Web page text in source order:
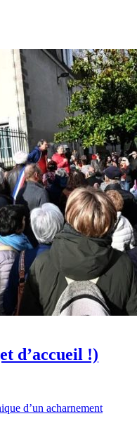
d’accueil !)
d’un acharnement